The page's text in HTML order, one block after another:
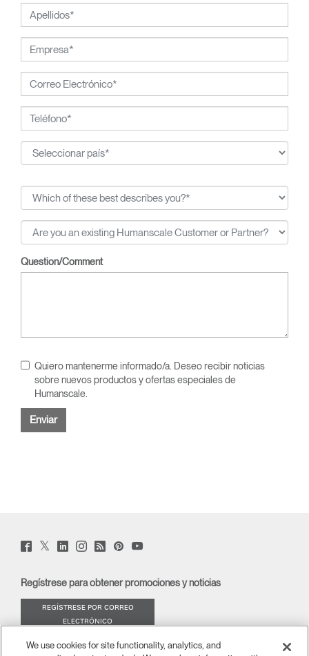
Question/Comment
Quiero mantenerme informado/a. Deseo recibir noticias
sobre nuevos productos y ofertas especiales de
Humanscale.
Facebook
(opens
Twitter
(opens
LinkedIn
(opens
Instagram
(opens
Humanscale
Blog
window)
PinterstYouTube
Regístrese para obtener promociones y noticias
REGÍSTRESE POR CORREO
ELECTRÓNICO
ACERCA DE
We use cookies for site functionality, analytics, and